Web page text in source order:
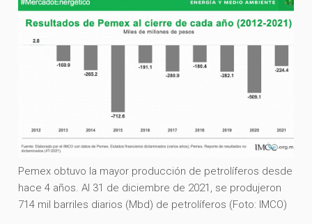
Pemex obtuvo la mayor producción de petrolíferos desde
hace 4 años. Al 31 de diciembre de 2021, se produjeron
714 mil barriles diarios (Mbd) de petrolíferos (Foto: IMCO)